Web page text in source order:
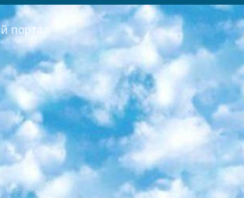
портал
образование учащихся средних общеобразовательных учреждений. знания в соответствии с квалификационными требованиями, которые необходимо приобрести на основании стандартов итоговый (выпускной) контроль для 9 и 11 классов в целях тестирования Экзамены (далее – экзамены) состоят из предметов, перечисленных в приложении 1. будет сделано. 7. Экзамены пройдут с 26 мая по 15 июня 2024 г. (кроме науки физического воспитания). 8. Физическая для учащихся 9 классов общесредних образовательных учреждений. Экзамены по предмету «Образование, квалификация медицина» 1-6 мая 2024 года. сотрудники перевести под присмотр (с отклонениями в физическом или умственном развитии) специализированная школа для детей, школы-интернаты и со сколиозом школы-интернаты санаторного типа для больных детей исключены). 9. Он был слепым, слабовидящим и имел нарушения опорно-двигательного аппарата. экзамены в специализированных школах и интернатах для детей должны проводиться исходя из требований, предъявляемых к общеобразовательным учреждениям (физкультура кроме науки). 10. Специализированная школа для глухих и слабослышащих детей. и экзамены в интернатах и быть реализован в виде письменного теста по математике. 11. Специальность для умственно отсталых детей. Для 9 класса Родной язык и литературное письмо Государственный язык (язык обучения – узбекский). для неклассов) написано Математическое письмо Письменная/устная история Узбекистана Физическое воспитание практично Итоговый контроль Для 11 класса Написание родного языка и литературы (эссе) Математическое письмо Узбекский язык (обучение на узбекском языке) не посещающее общее среднее образование для учреждений)/Образовательное учреждение выбор письменный и устный Иностранный язык письменный/устный Письменная/устная история Узбекистана *По выбору студента:  Химия  Физика  Основы государственного права  География 10 бесплатных образовательных ресурсов - Мы составили подборку онлайн-проектов с интерактивными упражнениями, видеолекциями и статьями. Они помогут вам обрести новые и освежить старые знания бесплатно. 1. «ИНТУИТ» Старейшая образовательная площадка Рунета. Здесь вы найдёте сотни текстовых и видеокурсов на десятки различных тем — от программирования до психологии. Многие курсы подготовлены российскими университетами и крупными международными компаниями вроде Intel и Microsoft. Самостоятельное обучение бесплатное, но желающие могут оплатить услуги персональных наставников. 2. «Смартия» знакомит с актуальными профессиями и подсказывает, как им обучаться. Выбрав заинтересовавшую вас специальность — SMM-специалист, фотограф, веб-дизайнер или другую, — увидите список необходимых для неё умений. Чтобы вы могли освоить их самостоятельно, для каждого умения площадка отображает подборку ссылок на учебные материалы. Хотя «Смартия» ориентируется на русскоязычную аудиторию, часть контента всё же доступна только на английском. 3. «Лекторий Физтеха» Проект Московского физико-технического института (Физтеха). С его помощью вы можете смотреть онлайн серии лекций, записанные на видео в этом вузе. В числе доступных предметов — физика, биология, химия, информационные технологии и другие. К некоторым лекциям администрация ресурса прилагает готовые конспекты, которые можно скачивать в PDF-формате. 4. ITMOcourses Онлайн-площадка Санкт-Петербургского национального исследовательского университета информационных технологий, механики и оптики (ИТМО). Ресурс предоставляет свободный доступ к курсам, разработанным в этом вузе. Каталог материалов разбит на четыре категории: «Оптические системы и технологии», «Приборостроение и робототехника», «Информационные технологии» и «Биотехнологии». Курсы состоят из видеолекций, интерактивных демонстраций и заданий. 5. «КиберЛенинка» Электронная научная библиотека открытого доступа. Каталог площадки регулярно обрастает текстами статей из различных научных изданий. Сгруппированные по журналам и рубрикам публикации можно читать онлайн или скачивать целиком в PDF-формате. Проект нацелен на популяризацию науки за счёт открытого доступа к качественной информации. 6. «ПостНаука» На этом ресурсе публикуют подборки видеолекций, составленные экспертами из разных отраслей и объединённые общими темами. Среди них, к примеру, есть серии «Биоинформатика и геномика», «Культура средневековой Скандинавии» и Cinema Studies о теории кино. Каждая подборка лекций — логически связанная история, рассказанная экспертом от первого лица. Кроме того, на сайте появляются научно-образовательные статьи и тесты на разные темы. 7. «Newочём» Команда проекта «Newочём» отбирает самые интересные тексты из англоязычных СМИ и переводит те из них, за которые голосуют участники сообщества «ВКонтакте». По большей части это научно-популярные статьи. Редакторы придумывают лишь заголовки, в остальном содержание переводов соответствует оригиналам. Полные тексты можно читать прямо в социальной сети. 8. InternetUrok Онлайн-база материалов по основным дисциплинам школьной программы. Информация на сайте структурирована по классам, предметам и темам (урокам). Каждый урок состоит из видеолекций и конспектов. Есть также интерактивные тренажёры и тесты для закрепления пройденного материала. Даже если вы давно окончили школу, возможность повторить программу старших классов всегда может пригодиться. 9. Edutainme Ещё один ресурс об образовании. В отличие от Newtonew, как мне кажется, Edutainme больше ориентируется на представителей индустрии: педагогов, предпринимателей, разработчиков образовательных проектов. Но и любой, кто просто стремится к саморазвитию, найдёт на сайте много полезного и интересного для себя. Например, информацию о новых курсах и образовательных сервисах. 10. Newtonew Онлайн-медиа об образовании и обучении в широком смысле. Авторы Newtonew пишут об инструментах, заведениях, тактиках и стратегиях, которые помогают учить других и получать новые знания самостоятельно. На этой площадке вы найдёте новости, обзоры, аналитические мат